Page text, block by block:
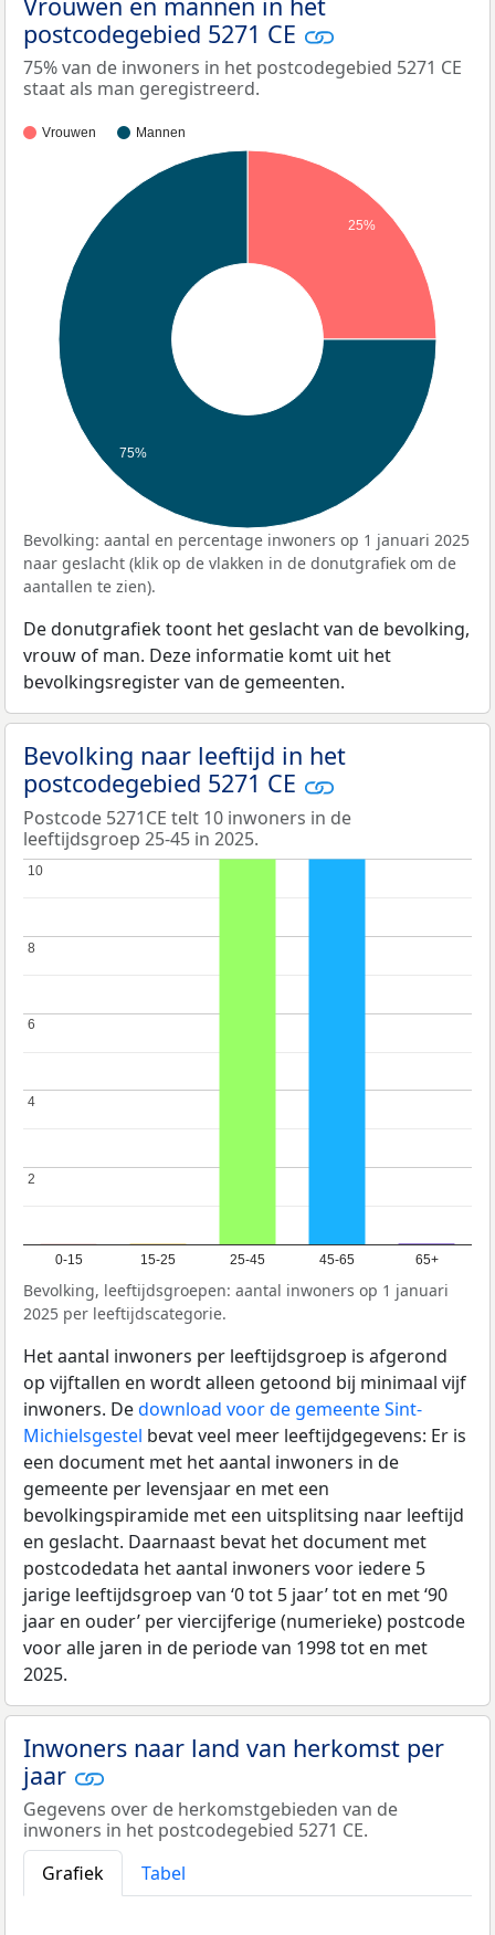
postcodegebied 5271 CE
75% van de inwoners in het postcodegebied 5271 CE
staat als man geregistreerd.
Vrouwen Mannen
25%
75%
Bevolking: aantal en percentage inwoners op 1 januari 2025
naar geslacht (klik op de vlakken in de donutgrafiek om de
aantallen te zien).
De donutgrafiek toont het geslacht van de bevolking,
vrouw of man. Deze informatie komt uit het
bevolkingsregister van de gemeenten.
Bevolking naar leeftijd in het
postcodegebied 5271 CE
Postcode 5271CE telt 10 inwoners in de
leeftijdsgroep 25-45 in 2025.
0-15 15-25 25-45 45-65 65+
2
2
4
4
6
6
8
8
10
10
Bevolking, leeftijdsgroepen: aantal inwoners op 1 januari
2025 per leeftijdscategorie.
Het aantal inwoners per leeftijdsgroep is afgerond
op vijftallen en wordt alleen getoond bij minimaal vijf
inwoners. Dedownload voor de gemeente Sint-
Michielsgestel bevat veel meer leeftijdgegevens: Er is
een document met het aantal inwoners in de
gemeente per levensjaar en met een
bevolkingspiramide met een uitsplitsing naar leeftijd
en geslacht. Daarnaast bevat het document met
postcodedata het aantal inwoners voor iedere 5
jarige leeftijdsgroep van ‘0 tot 5 jaar’ tot en met ‘90
jaar en ouder’ per viercijferige (numerieke) postcode
voor alle jaren in de periode van 1998 tot en met
2025.
Inwoners naar land van herkomst per
jaar
Gegevens over de herkomstgebieden van de
inwoners in het postcodegebied 5271 CE.
Grafiek
Tabel